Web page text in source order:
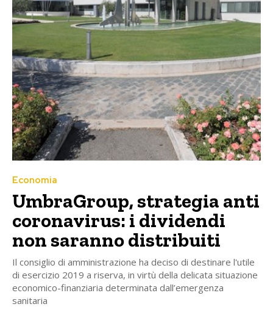
Economia
UmbraGroup, strategia anti
coronavirus: i dividendi
non saranno distribuiti
Il consiglio di amministrazione ha deciso di destinare l'utile
di esercizio 2019 a riserva, in virtù della delicata situazione
economico-finanziaria determinata dall’emergenza
sanitaria